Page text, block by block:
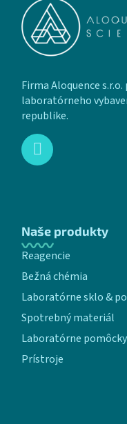
Firma Aloquence
laboratórneho
republike.
Naše produkty
Reagencie
Bežná chémia
Laboratórne sklo &
Spotrebný materiál
Laboratórne pomôcky
Prístroje